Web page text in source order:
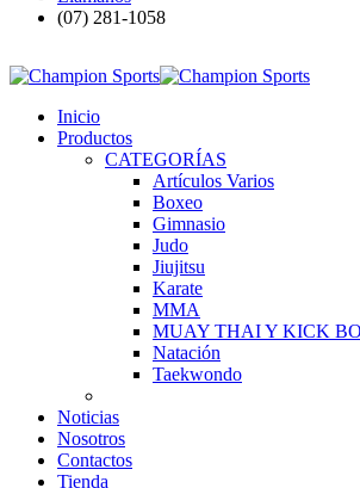
(07) 281-1058
Inicio
Productos
CATEGORÍAS
Artículos Varios
Boxeo
Gimnasio
Judo
Jiujitsu
Karate
MMA
MUAY THAI Y KICK
Natación
Taekwondo
Noticias
Nosotros
Contactos
Tienda